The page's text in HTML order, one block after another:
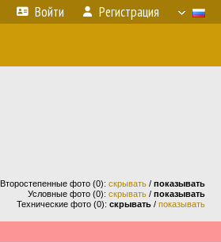
Войти Регистрация
Второстепенные фото (0): скрывать / показывать
Условные фото (0): скрывать / показывать
Технические фото (0): скрывать / показывать